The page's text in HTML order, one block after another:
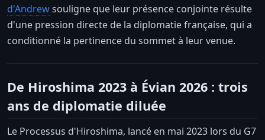
d'Andrewsouligne que leur présence conjointe résulte
d'une pression directe de la diplomatie française, qui a
conditionné la pertinence du sommet à leur venue.
De Hiroshima 2023 à Évian 2026 : trois
ans de diplomatie diluée
Le Processus d'Hiroshima, lancé en mai 2023 lors du G7